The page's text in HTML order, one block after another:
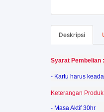
Deskripsi
Syarat Pembelian :
- Kartu harus
Keterangan
- Masa Aktif 30hr